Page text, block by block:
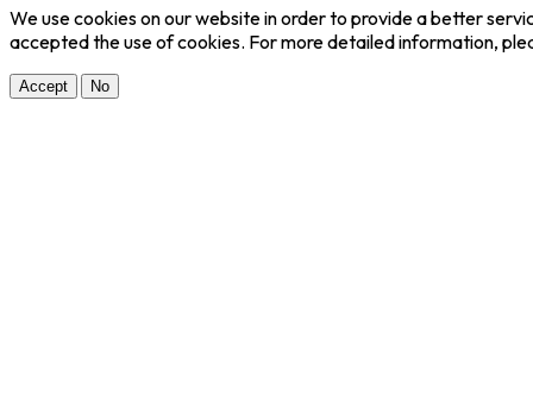
We use cookies on our website in order to provide a better
accepted the use of cookies. For more detailed information,
Accept No